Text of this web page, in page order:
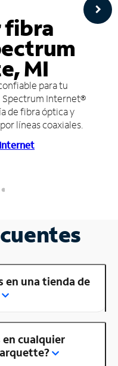
fibra
MI
para tu
Spectrum Internet®
de fibra óptica y
líneas coaxiales.
en una tienda de
en cualquier